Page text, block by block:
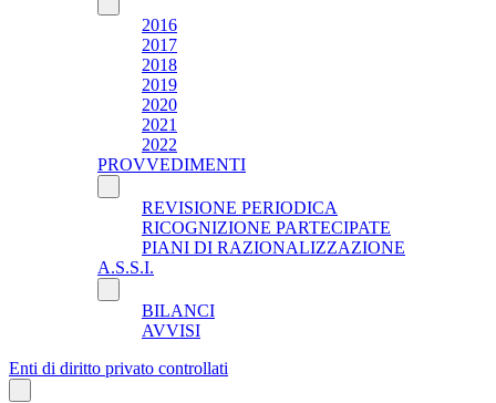
2016
2017
2018
2019
2020
2021
2022
PROVVEDIMENTI
REVISIONE PERIODICA
RICOGNIZIONE PARTECIPATE
PIANI DI RAZIONALIZZAZIONE
A.S.S.I.
BILANCI
AVVISI
Enti di diritto privato controllati